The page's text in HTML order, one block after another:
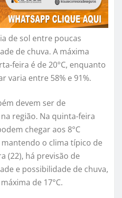
de sol entre poucas
de chuva. A máxima
feira é de 20°C, enquanto
varia entre 58% e 91%.
devem ser de
região. Na quinta-feira
chegar aos 8°C
o clima típico de
(22), há previsão de
e possibilidade de chuva,
de 17°C.